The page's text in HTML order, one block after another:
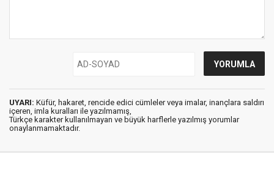
UYARI: Küfür, hakaret, rencide edici cümleler veya imalar, inançlara saldırı
içeren, imla kuralları ile yazılmamış,
Türkçe karakter kullanılmayan ve büyük harflerle yazılmış yorumlar
onaylanmamaktadır.